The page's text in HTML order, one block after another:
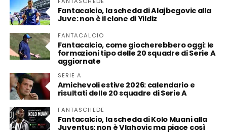
Fantacalcio, la scheda di Alajbegovic alla
Juve: non è il clone di Yildiz
FANTACALCIO
Fantacalcio, come giocherebbero oggi: le
formazioni tipo delle 20 squadre di Serie A
aggiornate
SERIE A
Amichevoli estive 2026: calendario e
risultati delle 20 squadre di Serie A
FANTASCHEDE
Fantacalcio, la scheda di Kolo Muani alla
Juventus: non è Vlahovic ma piace così